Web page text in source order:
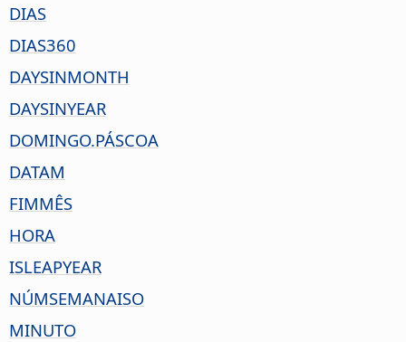
DIAS
DIAS360
DAYSINMONTH
DAYSINYEAR
DOMINGO.PÁSCOA
DATAM
FIMMÊS
HORA
ISLEAPYEAR
NÚMSEMANAISO
MINUTO